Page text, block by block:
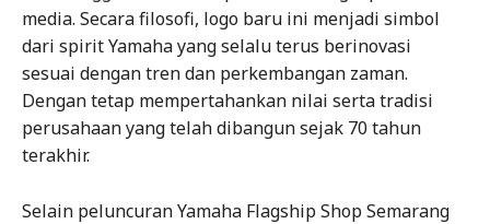
media. Secara filosofi, logo baru ini menjadi simbol
dari spirit Yamaha yang selalu terus berinovasi
sesuai dengan tren dan perkembangan zaman.
Dengan tetap mempertahankan nilai serta tradisi
perusahaan yang telah dibangun sejak 70 tahun
terakhir.
Selain peluncuran Yamaha Flagship Shop Semarang